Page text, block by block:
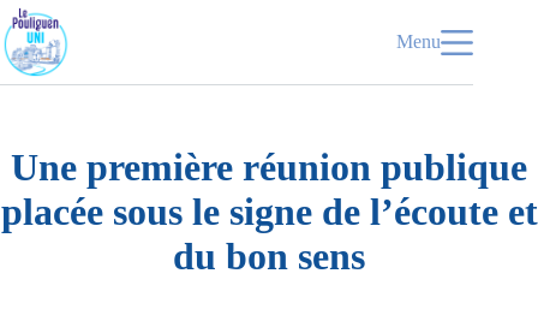
Passer
au
contenu
Menu
Une première réunion publique
placée sous le signe de l’écoute et
du bon sens